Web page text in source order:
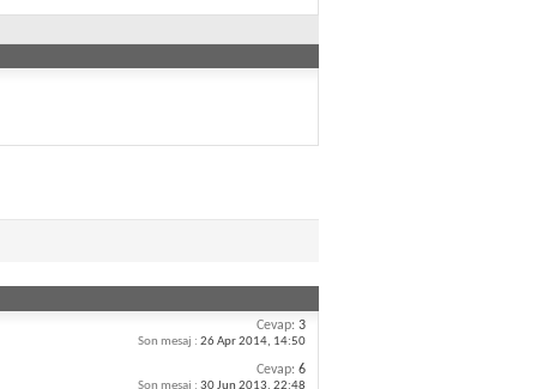
Cevap: 3
Son mesaj : 26 Apr 2014, 14:50
Cevap: 6
Son mesaj : 30 Jun 2013, 22:48